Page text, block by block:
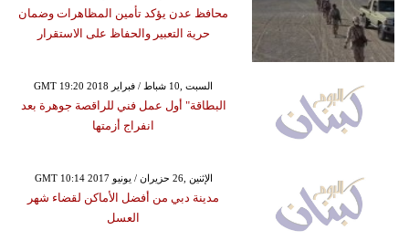
محافظ عدن يؤكد تأمين المظاهرات وضمان
حرية التعبير والحفاظ على الاستقرار
GMT 19:20 2018 السبت ,10 شباط / فبراير
البطاقة" أول عمل فني للراقصة جوهرة بعد
انفراج أزمتها
GMT 10:14 2017 الإثنين ,26 حزيران / يونيو
مدينة دبي من أفضل الأماكن لقضاء شهر
العسل